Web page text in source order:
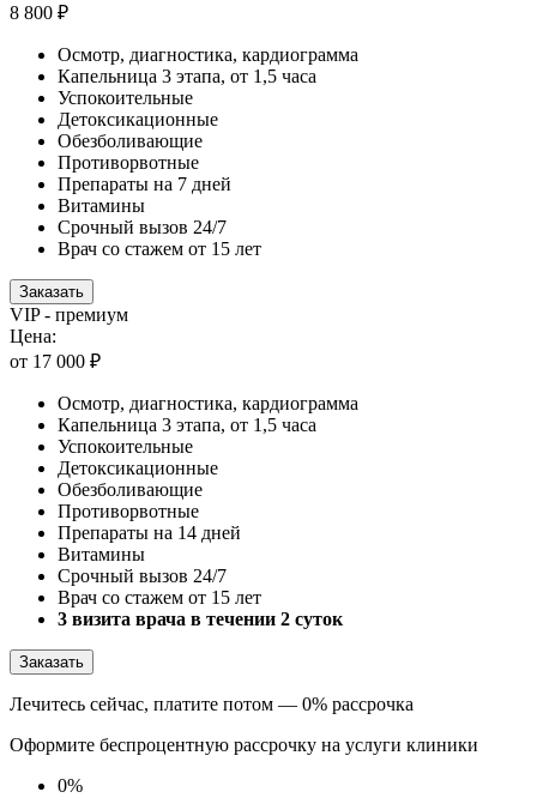
8 800 ₽
Осмотр, диагностика, кардиограмма
Капельница 3 этапа, от 1,5 часа
Успокоительные
Детоксикационные
Обезболивающие
Противорвотные
Препараты на 7 дней
Витамины
Срочный вызов 24/7
Врач со стажем от 15 лет
Заказать
VIP - премиум
Цена:
от 17 000 ₽
Осмотр, диагностика, кардиограмма
Капельница 3 этапа, от 1,5 часа
Успокоительные
Детоксикационные
Обезболивающие
Противорвотные
Препараты на 14 дней
Витамины
Срочный вызов 24/7
Врач со стажем от 15 лет
3 визита врача в течении 2 суток
Заказать
Лечитесь сейчас, платите потом — 0% рассрочка
Оформите беспроцентную рассрочку на услуги клиники
0%